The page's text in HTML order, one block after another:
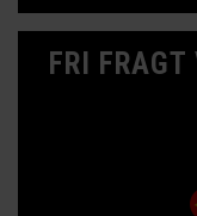
FRI